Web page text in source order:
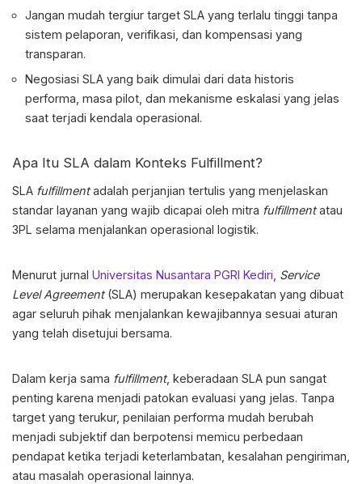
Jangan mudah tergiur target SLA yang terlalu tinggi tanpa
sistem pelaporan, verifikasi, dan kompensasi yang
transparan.
Negosiasi SLA yang baik dimulai dari data historis
performa, masa pilot, dan mekanisme eskalasi yang jelas
saat terjadi kendala operasional.
Apa Itu SLA dalam Konteks Fulfillment?
SLA fulfillmentadalah perjanjian tertulis yang menjelaskan
standar layanan yang wajib dicapai oleh mitra fulfillmentatau
3PL selama menjalankan operasional logistik.
Menurut jurnal Universitas Nusantara PGRI Kediri Service
Level Agreement (SLA) merupakan kesepakatan yang dibuat
agar seluruh pihak menjalankan kewajibannya sesuai aturan
yang telah disetujui bersama.
Dalam kerja sama fulfillment, keberadaan SLA pun sangat
penting karena menjadi patokan evaluasi yang jelas. Tanpa
target yang terukur, penilaian performa mudah berubah
menjadi subjektif dan berpotensi memicu perbedaan
pendapat ketika terjadi keterlambatan, kesalahan pengiriman,
atau masalah operasional lainnya.